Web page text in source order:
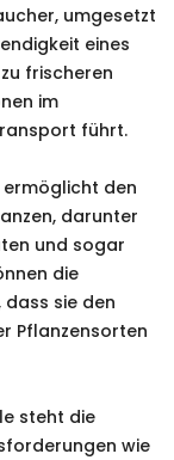
umgesetzt
eines
frischeren
im
führt.
den
darunter
und sogar
die
sie den
Pflanzensorten
steht die
wie